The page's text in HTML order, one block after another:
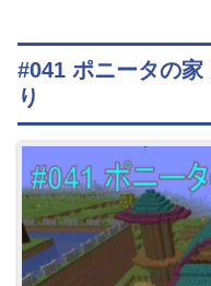
#041 ポニータの家
り